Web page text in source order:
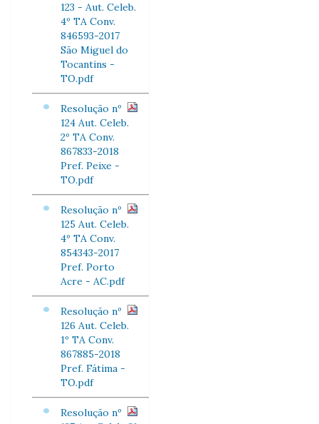
123 - Aut. Celeb.
4º TA Conv.
846593-2017
São Miguel do
Tocantins -
TO.pdf
Resolução nº
124 Aut. Celeb.
2º TA Conv.
867833-2018
Pref. Peixe -
TO.pdf
Resolução nº
125 Aut. Celeb.
4º TA Conv.
854343-2017
Pref. Porto
Acre - AC.pdf
Resolução nº
126 Aut. Celeb.
1º TA Conv.
867885-2018
Pref. Fátima -
TO.pdf
Resolução nº